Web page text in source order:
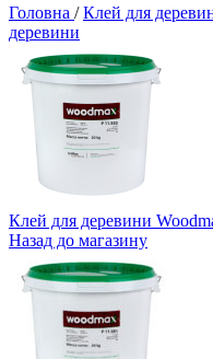
Головна / Клей для
деревини
Клей для деревини
Назад до магазину